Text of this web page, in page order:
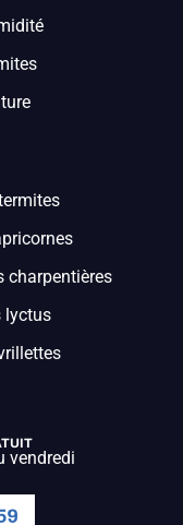
charpentières
lyctus
vendredi